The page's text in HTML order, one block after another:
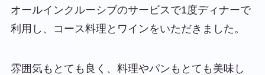
オールインクルーシブのサービスで1度ディナーで
利用し、コース料理とワインをいただきました。
雰囲気もとても良く、料理やパンもとても美味し